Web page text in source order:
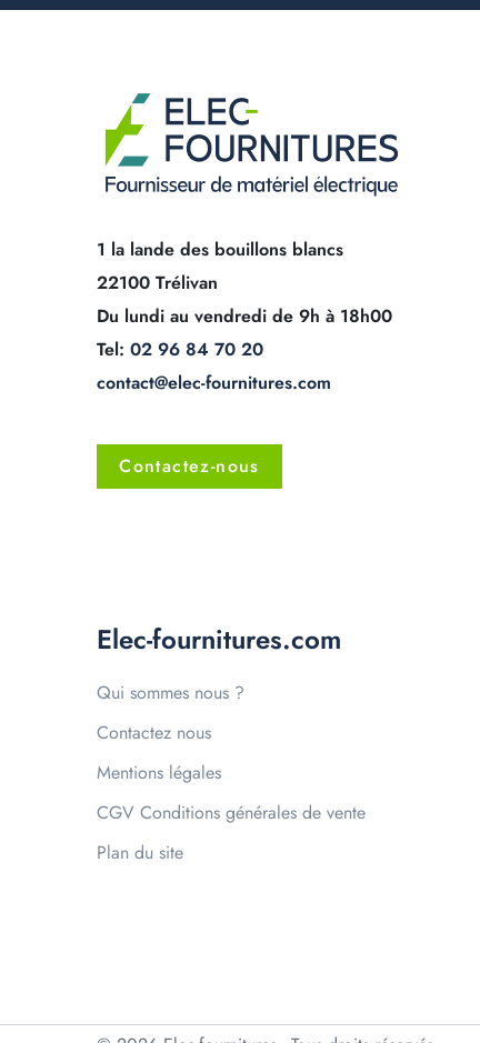
1 la lande des bouillons blancs
22100 Trélivan
Du lundi au vendredi de 9h à 18h00
Tel: 02 96 84 70 20
contact@elec-fournitures.com
Contactez-nous
Elec-fournitures.com
Qui sommes nous ?
Contactez nous
Mentions légales
CGV Conditions générales de vente
Plan du site